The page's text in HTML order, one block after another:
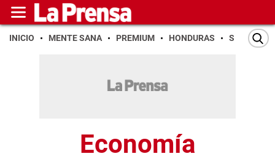
INICIO MENTE SANA PREMIUM HONDURAS SAN PEDRO
Economía